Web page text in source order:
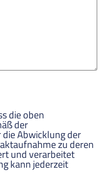
die oben
der
Abwicklung der
zu deren
und verarbeitet
kann jederzeit